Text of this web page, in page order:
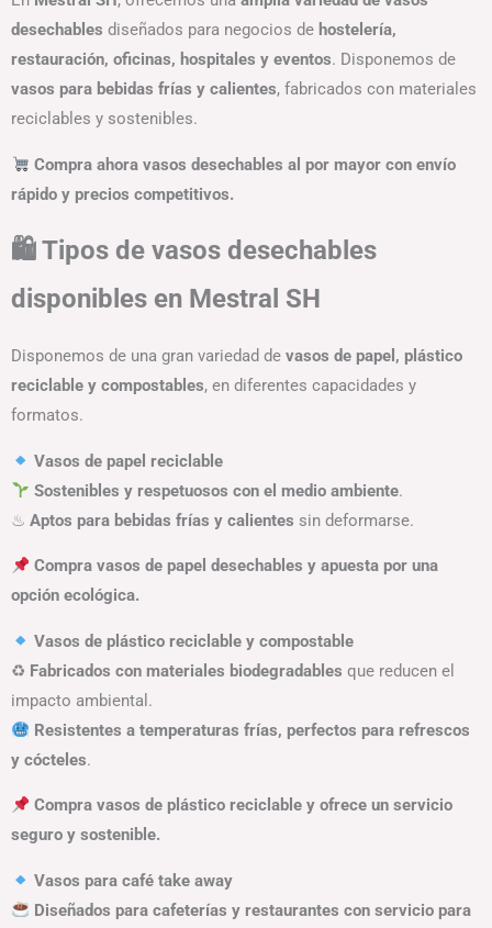
desechables diseñados para negocios de hostelería,
restauración, oficinas, hospitales y eventos. Disponemos de
vasos para bebidas frías y calientes, fabricados con materiales
reciclables y sostenibles.
Compra ahora vasos desechables al por mayor con envío
rápido y precios competitivos.
🛍 Tipos de vasos desechables
disponibles en Mestral SH
Disponemos de una gran variedad de vasos de papel, plástico
reciclable y compostables, en diferentes capacidades y
formatos.
Vasos de papel reciclable
Sostenibles y respetuosos con el medio ambiente.
♨ Aptos para bebidas frías y calientes sin deformarse.
Compra vasos de papel desechables y apuesta por una
opción ecológica.
Vasos de plástico reciclable y compostable
♻ Fabricados con materiales biodegradables que reducen el
impacto ambiental.
Resistentes a temperaturas frías, perfectos para refrescos
y cócteles.
Compra vasos de plástico reciclable y ofrece un servicio
seguro y sostenible.
Vasos para café take away
Diseñados para cafeterías y restaurantes con servicio para